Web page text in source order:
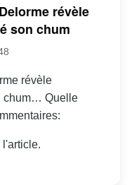
révèle
son chum
révèle
chum… Quelle